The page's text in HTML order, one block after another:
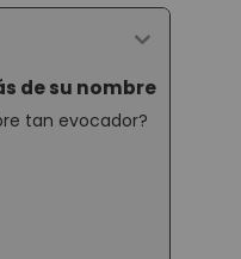
de su nombre
tan evocador?